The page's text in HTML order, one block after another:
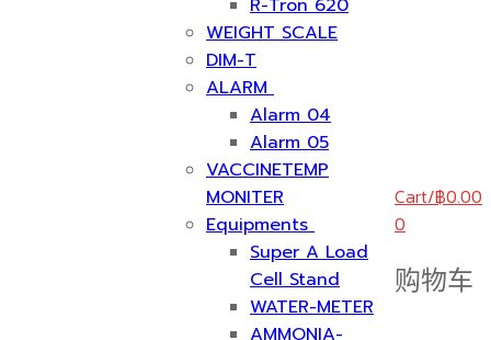
R-Tron 620
WEIGHT SCALE
DIM-T
ALARM
Alarm 04
Alarm 05
VACCINETEMP
MONITER
Equipments
Super A Load
Cell Stand
WATER-METER
AMMONIA-
Cart/฿0.00
0
购物车